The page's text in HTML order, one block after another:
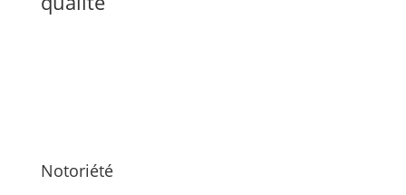
Notoriété